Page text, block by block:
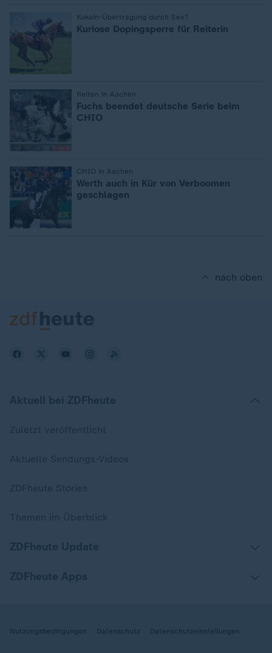
Kokain-Übertragung durch Sex?
Kuriose Dopingsperre für Reiterin
Reiten in Aachen
Fuchs beendet deutsche Serie beim
CHIO
CHIO in Aachen
:
Werth auch in Kür von Verboomen
geschlagen
nach oben
Nutzungsbedingungen Datenschutz Datenschutzeinstellungen